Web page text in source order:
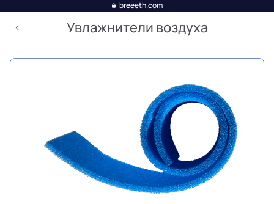
breeeth.com
Увлажнители воздуха